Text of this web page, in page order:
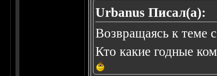
Urbanus Писал(а):
Возвращаясь к теме
Кто какие годные